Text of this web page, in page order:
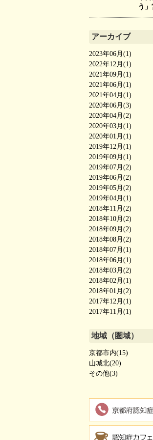
う
アーカイブ
2023年06月(1)
2022年12月(1)
2021年09月(1)
2021年06月(1)
2021年04月(1)
2020年06月(3)
2020年04月(2)
2020年03月(1)
2020年01月(1)
2019年12月(1)
2019年09月(1)
2019年07月(2)
2019年06月(2)
2019年05月(2)
2019年04月(1)
2018年11月(2)
2018年10月(2)
2018年09月(2)
2018年08月(2)
2018年07月(1)
2018年06月(1)
2018年03月(2)
2018年02月(1)
2018年01月(2)
2017年12月(1)
2017年11月(1)
地域（圏域）
京都市内(15)
山城北(20)
その他(3)